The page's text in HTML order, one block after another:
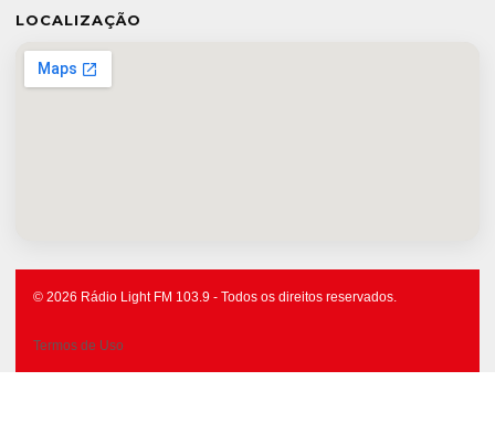
LOCALIZAÇÃO
© 2026 Rádio Light FM 103.9 - Todos os direitos reservados.
Termos de Uso